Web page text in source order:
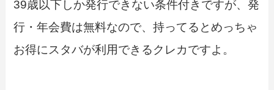
39歳以下しか発行できない条件付きですが、発
行・年会費は無料なので、持ってるとめっちゃ
お得にスタバが利用できるクレカですよ。